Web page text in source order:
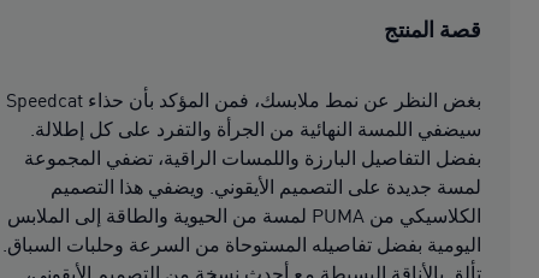
قصة المنتج
بغض النظر عن نمط ملابسك، فمن المؤكد بأن حذاء Speedcat
سيضفي اللمسة النهائية من الجرأة والتفرد على كل إطلالة.
بفضل التفاصيل البارزة واللمسات الراقية، تضفي المجموعة
لمسة جديدة على التصميم الأيقوني. ويضفي هذا التصميم
الكلاسيكي من PUMA لمسة من الحيوية والطاقة إلى الملابس
اليومية بفضل تفاصيله المستوحاة من السرعة وحلبات السباق.